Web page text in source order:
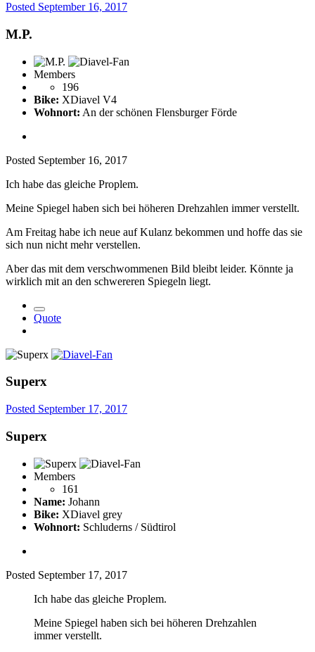
Posted September 16, 2017
M.P.
Members
196
Bike: XDiavel V4
Wohnort: An der schönen Flensburger Förde
Posted September 16, 2017
Ich habe das gleiche Proplem.
Meine Spiegel haben sich bei höheren Drehzahlen immer verstellt.
Am Freitag habe ich neue auf Kulanz bekommen und hoffe das sie
sich nun nicht mehr verstellen.
Aber das mit dem verschwommenen Bild bleibt leider. Könnte ja
wirklich mit an den schwereren Spiegeln liegt.
Quote
Superx
Posted September 17, 2017
Superx
Members
161
Name: Johann
Bike: XDiavel grey
Wohnort: Schluderns / Südtirol
Posted September 17, 2017
Ich habe das gleiche Proplem.
Meine Spiegel haben sich bei höheren Drehzahlen
immer verstellt.